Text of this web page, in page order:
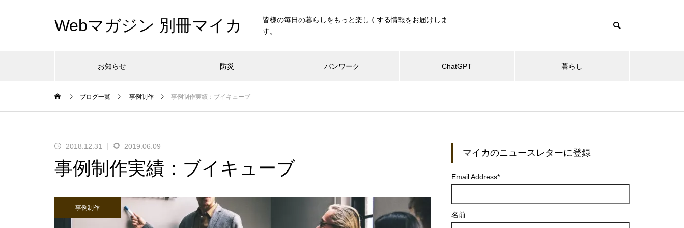
Webマガジン 別冊マイカ
皆様の毎日の暮らしをもっと楽しくする情報をお届けしま
す。
お知らせ 防災 バンワーク ChatGPT 暮らし
ブログ一覧 事例制作 事例制作実績：ブイキューブ
2018.12.31 2019.06.09
事例制作実績：ブイキューブ
事例制作
マイカのニュースレターに登録
Email Address*
名前